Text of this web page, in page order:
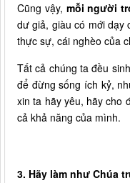
Cũng vậy, mỗi người
dư giả, giàu có mới dạy
thực sự, cái nghèo của
Tất cả chúng ta đều
để đừng sống ích kỷ,
xin ta hãy yêu, hãy cho
cả khả năng của mình.
3. Hãy làm như Chúa